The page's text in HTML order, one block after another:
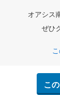
オアシス
ぜひ
こ